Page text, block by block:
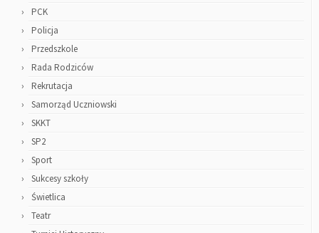
PCK
Policja
Przedszkole
Rada Rodziców
Rekrutacja
Samorząd Uczniowski
SKKT
SP2
Sport
Sukcesy szkoły
Świetlica
Teatr